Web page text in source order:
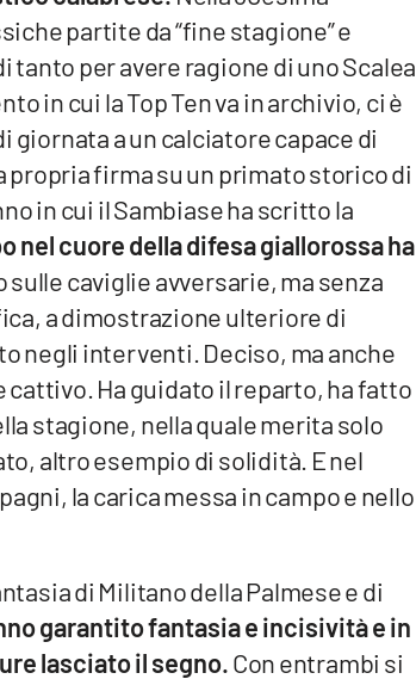
partite da “fine stagione” e
per avere ragione di uno Scalea
in cui la Top Ten va in archivio, ci è
a un calciatore capace di
firma su un primato storico di
in cui il Sambiase ha scritto la
nel cuore della difesa giallorossa ha
sulle caviglie avversarie, ma senza
a dimostrazione ulteriore di
negli interventi. Deciso, ma anche
Ha guidato il reparto, ha fatto
stagione, nella quale merita solo
altro esempio di solidità. E nel
la carica messa in campo e nello
di Militano della Palmese e di
garantito fantasia e incisività e in
lasciato il segno.Con entrambi si